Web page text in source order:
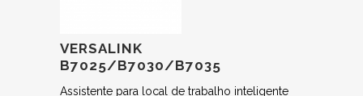
VERSALINK
B7025/B7030/B7035
Assistente para local de trabalho inteligente